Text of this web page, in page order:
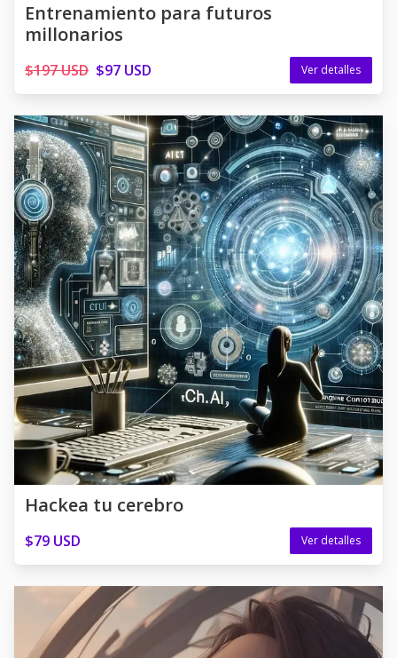
Entrenamiento para futuros
millonarios
$197 USD $97 USD Ver detalles
Hackea tu cerebro
$79 USD Ver detalles